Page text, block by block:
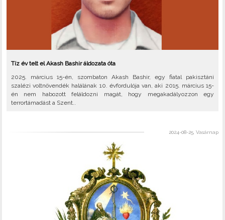
Tíz év telt el Akash Bashir áldozata óta
2025. március 15-én, szombaton Akash Bashir, egy fiatal pakisztáni
szalézi voltnövendék halálának 10. évfordulója van, aki 2015. március 15-
én nem habozott feláldozni magát, hogy megakadályozzon egy
terrortámadást a Szent..
2024-08-25, Vasárnap